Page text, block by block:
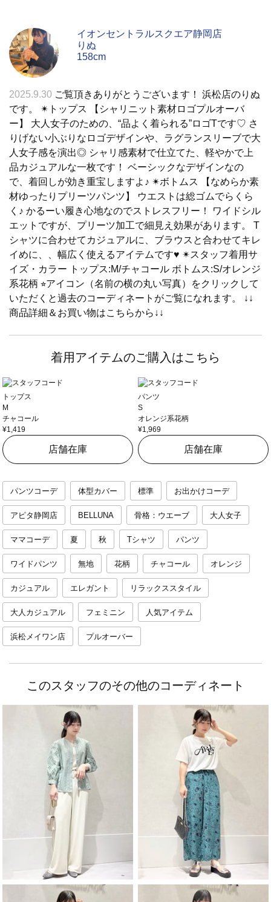
イオンセントラルスクエア静岡店
りぬ
158cm
2025.9.30 ご覧頂きありがとうございます！ 浜松店のりぬ
です。 ✴︎トップス 【シャリニット素材ロゴプルオーバ
ー】 大人女子のための、“品よく着られる”ロゴTです♡ さ
りげない小ぶりなロゴデザインや、ラグランスリーブで大
人女子感を演出◎ シャリ感素材で仕立てた、軽やかで上
品カジュアルな一枚です！ ベーシックなデザインなの
で、着回しが効き重宝しますよ♪ ✴︎ボトムス 【なめらか素
材ゆったりプリーツパンツ】 ウエストは総ゴムでらくら
く♪ かるーい履き心地なのでストレスフリー！ ワイドシル
エットですが、プリーツ加工で細見え効果があります。 T
シャツに合わせてカジュアルに、ブラウスと合わせてキレ
イめに、、幅広く使えるアイテムです♥ ✴︎スタッフ着用サ
イズ・カラー トップス:M/チャコール ボトムス:S/オレンジ
系花柄 ⭐︎アイコン（名前の横の丸い写真）をクリックして
いただくと過去のコーディネートがご覧になれます。 ↓↓
商品詳細＆お買い物はこちらから↓↓
着用アイテムのご購入はこちら
トップス
M
チャコール
¥1,419
店舗在庫
パンツ
S
オレンジ系花柄
¥1,969
店舗在庫
パンツコーデ 体型カバー 標準 お出かけコーデ
アピタ静岡店 BELLUNA 骨格：ウエーブ 大人女子
ママコーデ 夏 秋 Tシャツ パンツ
ワイドパンツ 無地 花柄 チャコール オレンジ
カジュアル エレガント リラックススタイル
大人カジュアル フェミニン 人気アイテム
浜松メイワン店 プルオーバー
このスタッフのその他のコーディネート